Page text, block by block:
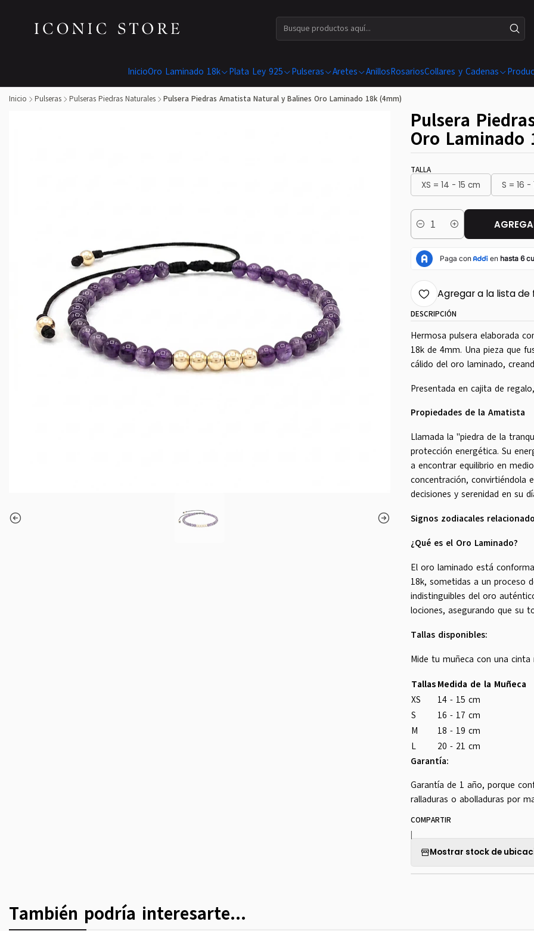
InicioOro Laminado 18k Plata Ley 925 Pulseras Aretes AnillosRosariosCollares y Cadenas
Inicio Pulseras Pulseras Piedras Naturales Pulsera Piedras Amatista Natural y Balines Oro Laminado 18k (4mm)
Pulsera
Oro Laminado
TALLA
XS = 14 - 15 cm S = 16 -
Cantidad
Agregar a la lista de
DESCRIPCIÓN
Hermosa pulsera elaborada
18k de 4mm. Una pieza que
cálido del oro laminado,
Presentada en cajita de
Propiedades de la Amatista
Llamada la "piedra de la
protección energética. Su
a encontrar equilibrio en
concentración, convirtiéndola
decisiones y serenidad en su
Signos zodiacales
¿Qué es el Oro Laminado?
El oro laminado está
18k, sometidas a un proceso
indistinguibles del oro
lociones, asegurando que su
Tallas disponibles:
Mide tu muñeca con una
Tallas Medida de la Muñeca
XS
14 - 15 cm
S
16 - 17 cm
M
18 - 19 cm
L
20 - 21 cm
Garantía:
Garantía de 1 año, porque
ralladuras o abolladuras por
COMPARTIR
|
Mostrar stock de
También podría interesarte...